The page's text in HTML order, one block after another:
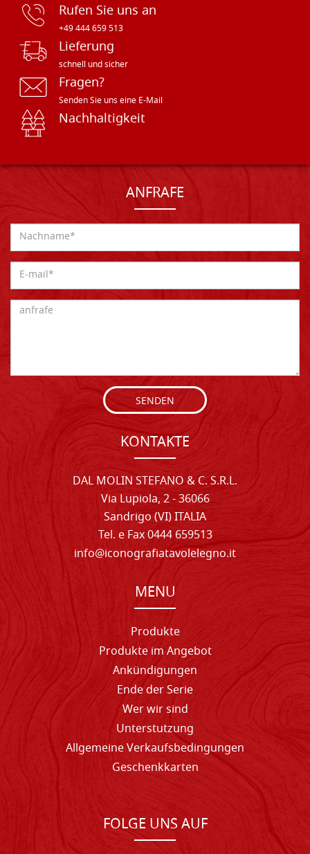
Rufen Sie uns an
+49 444 659 513
Lieferung
schnell und sicher
Fragen?
Senden Sie uns eine E-Mail
Nachhaltigkeit
ANFRAFE
SENDEN
KONTAKTE
DAL MOLIN STEFANO & C. S.R.L.
Via Lupiola, 2 - 36066
Sandrigo (VI) ITALIA
Tel. e Fax 0444 659513
info@iconografiatavolelegno.it
MENU
Produkte
Produkte im Angebot
Ankündigungen
Ende der Serie
Wer wir sind
Unterstutzung
Allgemeine Verkaufsbedingungen
Geschenkkarten
FOLGE UNS AUF